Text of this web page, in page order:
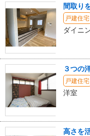
間取り
戸建住宅
ダイニ
３つの
戸建住宅
洋室
高さを